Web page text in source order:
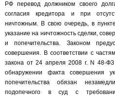
РФ перевод должником своего
согласия кредитора и при
ничтожным. В свою очередь, в
указание на ничтожность сделки,
и попечительства. Законом
совершения. В соответствии с
закона от 24 апреля 2008 г. N 48-
обнаружении факта совершения
попечительства обязан
подопечного в суд с